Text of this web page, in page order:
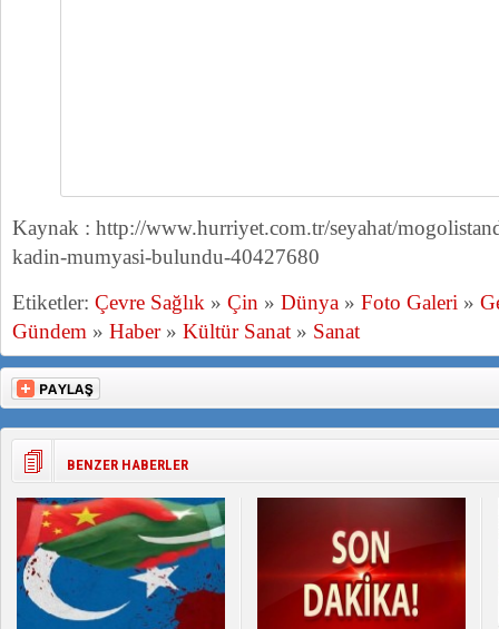
Kaynak : http://www.hurriyet.com.tr/seyahat/
kadin-mumyasi-bulundu-40427680
Etiketler: Çevre Sağlık » Çin » Dünya » Foto Galeri »
Gündem » Haber» Kültür Sanat » Sanat
BENZER HABERLER